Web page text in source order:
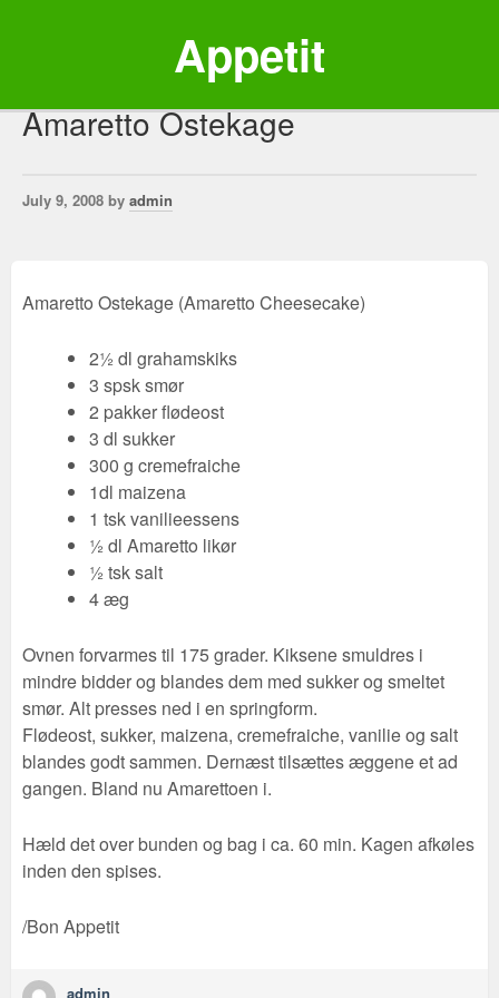
Appetit
Amaretto Ostekage
July 9, 2008 by admin
Amaretto Ostekage (Amaretto Cheesecake)
2½ dl grahamskiks
3 spsk smør
2 pakker flødeost
3 dl sukker
300 g cremefraiche
1dl maizena
1 tsk vanilieessens
½ dl Amaretto likør
½ tsk salt
4 æg
Ovnen forvarmes til 175 grader. Kiksene smuldres i
mindre bidder og blandes dem med sukker og smeltet
smør. Alt presses ned i en springform.
Flødeost, sukker, maizena, cremefraiche, vanilie og salt
blandes godt sammen. Dernæst tilsættes æggene et ad
gangen. Bland nu Amarettoen i.
Hæld det over bunden og bag i ca. 60 min. Kagen afkøles
inden den spises.
/Bon Appetit
admin